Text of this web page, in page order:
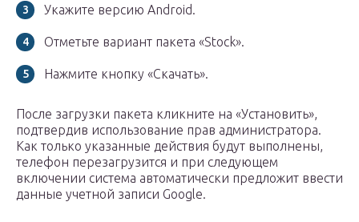
Укажите версию Android.
Отметьте вариант пакета «Stock».
Нажмите кнопку «Скачать».
После загрузки пакета кликните на «Установить»,
подтвердив использование прав администратора.
Как только указанные действия будут выполнены,
телефон перезагрузится и при следующем
включении система автоматически предложит ввести
данные учетной записи Google.